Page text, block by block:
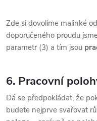
Zde si dovolíme malinké
doporučeného proudu
parametr (3) a tím jsou
6. Pracovní
Dá se předpokládat, že
budete nejprve svařovat